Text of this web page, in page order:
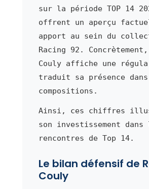
sur la période TOP 14
offrent un aperçu
apport au sein du
Racing 92.
Couly affiche une
traduit sa présence
compositions.
Ainsi, ces chiffres
son investissement dans
rencontres de Top 14.
Le bilan défensif de
Couly